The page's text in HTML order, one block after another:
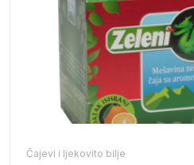
Čajevi i ljekovito bilje